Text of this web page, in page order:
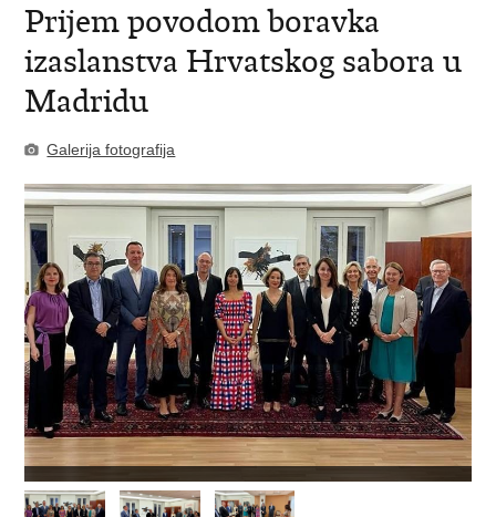
Prijem povodom boravka
izaslanstva Hrvatskog sabora u
Madridu
Galerija fotografija